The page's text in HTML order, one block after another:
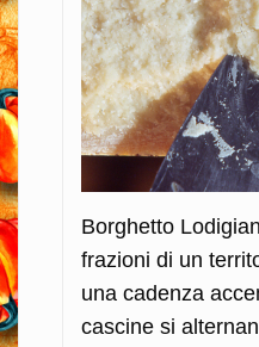
Borghetto
frazioni di un
una cadenza
cascine si